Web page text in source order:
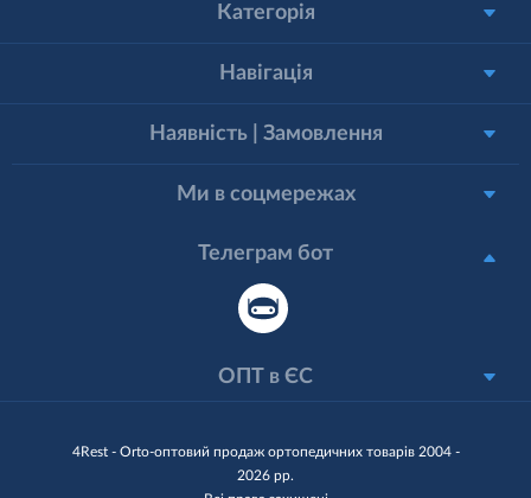
4Rest - Orto-оптовий продаж ортопедичних товарів 2004 -
2026 рр.
Категорія
Навігація
Наявність | Замовлення
Ми в соцмережах
Телеграм бот
ОПТ в ЄС